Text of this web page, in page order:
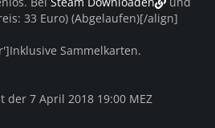
33 Euro) (Abgelaufen)[/align]
Sammelkarten.
der 7 April 2018 19:00 MEZ